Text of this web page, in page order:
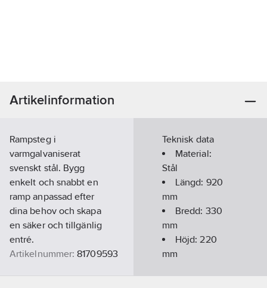
Artikelinformation
Rampsteg i
varmgalvaniserat
svenskt stål. Bygg
enkelt och snabbt en
ramp anpassad efter
dina behov och skapa
en säker och tillgänlig
entré.
Artikelnummer: 81709593
Teknisk data
Material:
Stål
Längd: 920
mm
Bredd: 330
mm
Höjd:220
mm